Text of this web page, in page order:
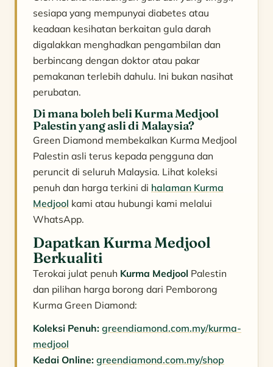
sesiapa yang mempunyai diabetes atau
keadaan kesihatan berkaitan gula darah
digalakkan menghadkan pengambilan dan
berbincang dengan doktor atau pakar
pemakanan terlebih dahulu. Ini bukan nasihat
perubatan.
Di mana boleh beli Kurma Medjool
Palestin yang asli di Malaysia?
Green Diamond membekalkan Kurma Medjool
Palestin asli terus kepada pengguna dan
peruncit di seluruh Malaysia. Lihat koleksi
penuh dan harga terkini di halaman Kurma
Medjool kami atau hubungi kami melalui
WhatsApp.
Dapatkan Kurma Medjool
Berkualiti
Terokai julat penuh Kurma Medjool Palestin
dan pilihan harga borong dari Pemborong
Kurma Green Diamond:
Koleksi Penuh: greendiamond.com.my/kurma-
medjool
Kedai Online: greendiamond.com.my/shop